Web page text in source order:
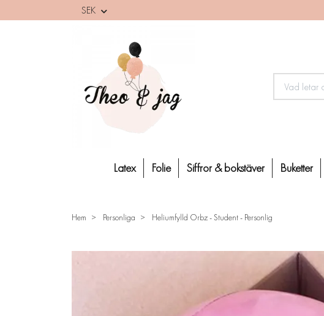
SEK
Latex Folie Siffror & bokstäver Buketter
Hem Personliga Heliumfylld Orbz - Student - Personlig